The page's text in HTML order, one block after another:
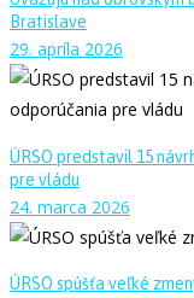
Bratislave
29. apríla 2026
ÚRSO predstavil 15
pre vládu
24. marca 2026
ÚRSO spúšťa veľké